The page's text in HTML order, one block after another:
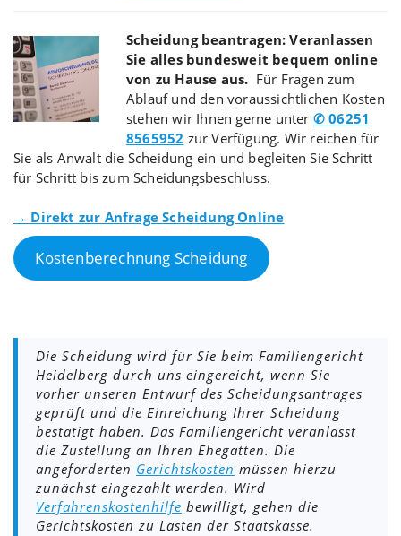
Scheidung beantragen: Veranlassen
Sie alles bundesweit bequem online
von zu Hause aus. Für Fragen zum
Ablauf und den voraussichtlichen Kosten
stehen wir Ihnen gerne unter ✆ 06251
8565952 zur Verfügung. Wir reichen für
Sie als Anwalt die Scheidung ein und begleiten Sie Schritt
für Schritt bis zum Scheidungsbeschluss.
→ Direkt zur Anfrage Scheidung Online
Kostenberechnung Scheidung
Die Scheidung wird für Sie beim Familiengericht
Heidelberg durch uns eingereicht, wenn Sie
vorher unseren Entwurf des Scheidungsantrages
geprüft und die Einreichung Ihrer Scheidung
bestätigt haben. Das Familiengericht veranlasst
die Zustellung an Ihren Ehegatten. Die
angeforderten Gerichtskosten müssen hierzu
zunächst eingezahlt werden. Wird
Verfahrenskostenhilfe bewilligt, gehen die
Gerichtskosten zu Lasten der Staatskasse.